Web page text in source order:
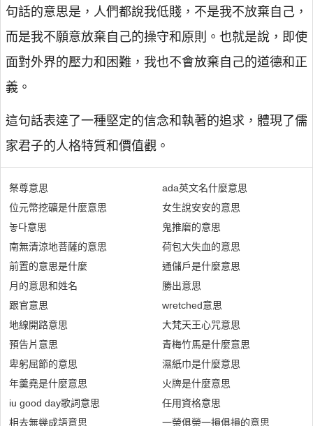
句話的意思是，人們都說我低賤，不是我不放棄自己，
而是我不願意放棄自己的操守和原則。也就是說，即使
面對外界的壓力和困難，我也不會放棄自己的道德和正
義。
這句話表達了一種堅定的信念和執著的追求，體現了儒
家君子的人格特質和價值觀。
祭尊意思
位元幣挖礦是什麼意思
놓다意思
南無清涼地菩薩的意思
前置的意思是什麼
月的意思和姓名
跟官意思
地線開路意思
預告片意思
卑躬屈節的意思
年羹堯是什麼意思
iu good day歌詞意思
相去無幾成語意思
ada英文名什麼意思
女生說安安的意思
鬼推磨的意思
荷包大失血的意思
通儲戶是什麼意思
勝出意思
wretched意思
大梵天王心咒意思
青梅竹馬是什麼意思
濕紙巾是什麼意思
火牌是什麼意思
任用資格意思
一榮俱榮一損俱損的意思